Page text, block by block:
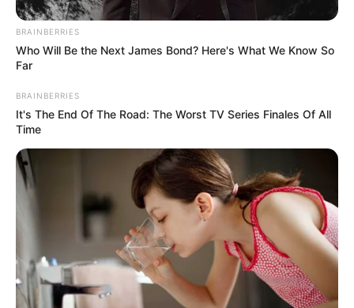
BRAINBERRIES
Who Will Be the Next James Bond? Here's What We Know So
Far
BRAINBERRIES
It's The End Of The Road: The Worst TV Series Finales Of All
Time